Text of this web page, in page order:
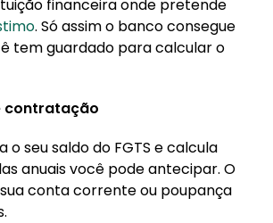
financeira onde pretende
. Só assim o banco consegue
tem guardado para calcular o
contratação
o seu saldo do FGTS e calcula
anuais você pode antecipar. O
conta corrente ou poupança